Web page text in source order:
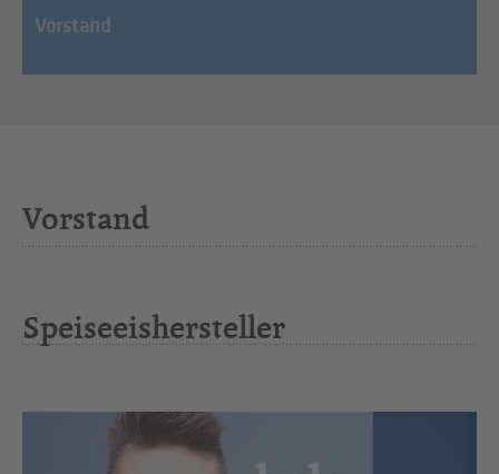
Vorstand
Vorstand
Speiseeishersteller